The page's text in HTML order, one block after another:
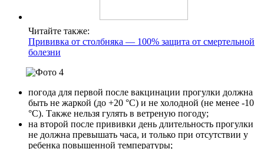
Читайте также:
Прививка от столбняка — 100% защита от смертельной
болезни
погода для первой после вакцинации прогулки должна
быть не жаркой (до +20 °С) и не холодной (не менее -10
°С). Также нельзя гулять в ветреную погоду;
на второй после прививки день длительность прогулки
не должна превышать часа, и только при отсутствии у
ребенка повышенной температуры;